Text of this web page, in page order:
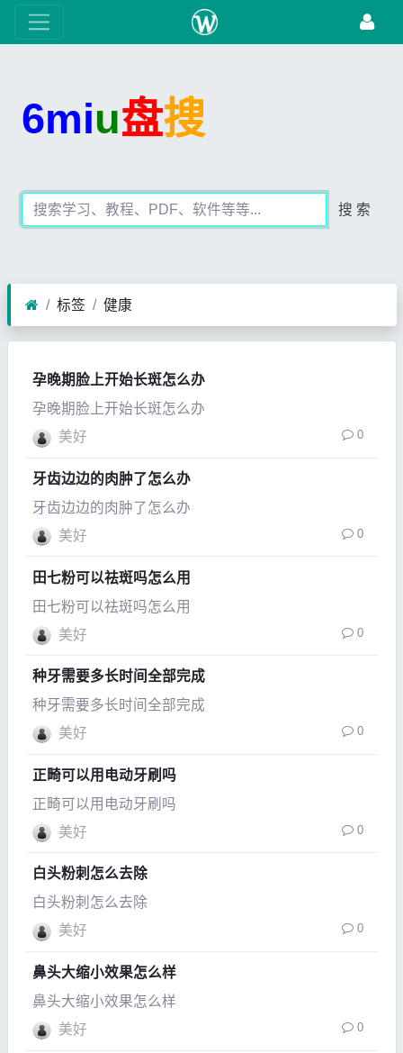
6miu盘搜
搜 索
标签 健康
孕晚期脸上开始长斑怎么办
孕晚期脸上开始长斑怎么办
美好
0
牙齿边边的肉肿了怎么办
牙齿边边的肉肿了怎么办
美好
0
田七粉可以祛斑吗怎么用
田七粉可以祛斑吗怎么用
美好
0
种牙需要多长时间全部完成
种牙需要多长时间全部完成
美好
0
正畸可以用电动牙刷吗
正畸可以用电动牙刷吗
美好
0
白头粉刺怎么去除
白头粉刺怎么去除
美好
0
鼻头大缩小效果怎么样
鼻头大缩小效果怎么样
美好
0